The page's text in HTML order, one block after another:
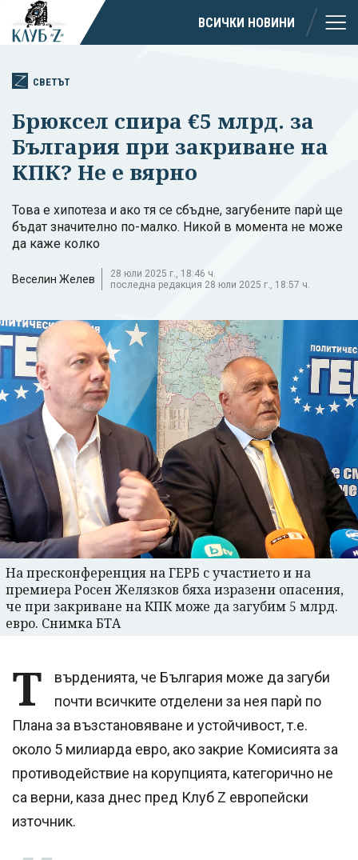
ВСИЧКИ НОВИНИ
СВЕТЪТ
Брюксел спира €5 млрд. за
България при закриване на
КПК? Не е вярно
Това е хипотеза и ако тя се сбъдне, загубените парѝ ще
бъдат значително по-малко. Никой в момента не може
да каже колко
Веселин Желев
28 юли 2025 г., 18:46 ч.
последна редакция 28 юли 2025 г., 18:57 ч.
На пресконференция на ГЕРБ с участието и на
премиера Росен Желязков бяха изразени опасения,
че при закриване на КПК може да загубим 5 млрд.
евро. Снимка БТА
Т
върденията, че България може да загуби
почти всичките отделени за нея парѝ по
Плана за възстановяване и устойчивост, т.е.
около 5 милиарда евро, ако закрие Комисията за
противодействие на корупцията, категорично не
са верни, каза днес пред Клуб Z европейски
източник.